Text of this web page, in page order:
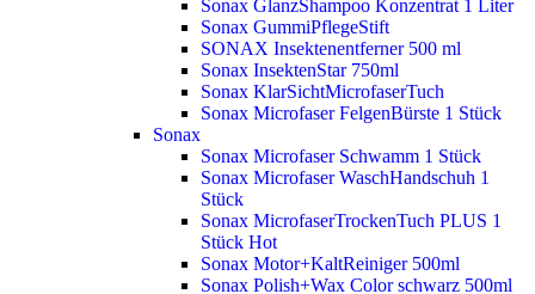
Sonax GlanzShampoo Konzentrat 1 Liter
Sonax GummiPflegeStift
SONAX Insektenentferner 500 ml
Sonax InsektenStar 750ml
Sonax KlarSichtMicrofaserTuch
Sonax Microfaser FelgenBürste 1 Stück
Sonax
Sonax Microfaser Schwamm 1 Stück
Sonax Microfaser WaschHandschuh 1
Stück
Sonax MicrofaserTrockenTuch PLUS 1
Stück Hot
Sonax Motor+KaltReiniger 500ml
Sonax Polish+Wax Color schwarz 500ml